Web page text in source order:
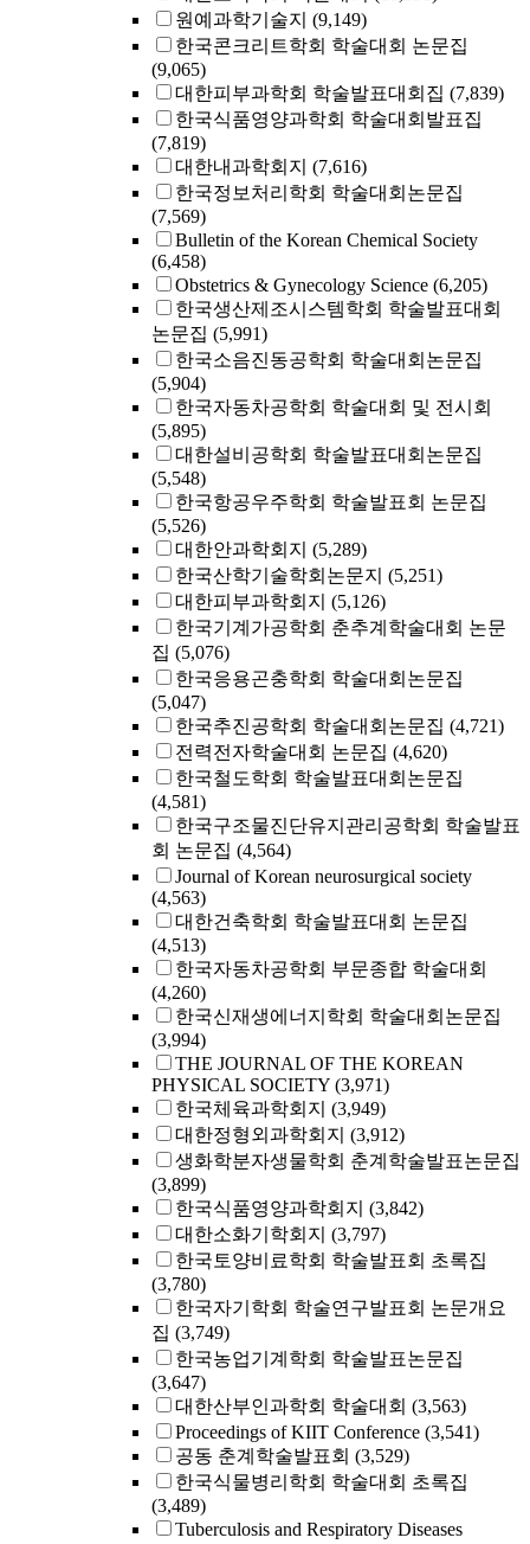
원예과학기술지 (9,149)
한국콘크리트학회 학술대회 논문집
(9,065)
대한피부과학회 학술발표대회집 (7,839)
한국식품영양과학회 학술대회발표집
(7,819)
대한내과학회지 (7,616)
한국정보처리학회 학술대회논문집
(7,569)
Bulletin of the Korean Chemical Society
(6,458)
Obstetrics & Gynecology Science (6,205)
한국생산제조시스템학회 학술발표대회
논문집 (5,991)
한국소음진동공학회 학술대회논문집
(5,904)
한국자동차공학회 학술대회 및 전시회
(5,895)
대한설비공학회 학술발표대회논문집
(5,548)
한국항공우주학회 학술발표회 논문집
(5,526)
대한안과학회지 (5,289)
한국산학기술학회논문지 (5,251)
대한피부과학회지 (5,126)
한국기계가공학회 춘추계학술대회 논문
집 (5,076)
한국응용곤충학회 학술대회논문집
(5,047)
한국추진공학회 학술대회논문집 (4,721)
전력전자학술대회 논문집 (4,620)
한국철도학회 학술발표대회논문집
(4,581)
한국구조물진단유지관리공학회 학술발표
회 논문집 (4,564)
Journal of Korean neurosurgical society
(4,563)
대한건축학회 학술발표대회 논문집
(4,513)
한국자동차공학회 부문종합 학술대회
(4,260)
한국신재생에너지학회 학술대회논문집
(3,994)
THE JOURNAL OF THE KOREAN
PHYSICAL SOCIETY (3,971)
한국체육과학회지 (3,949)
대한정형외과학회지 (3,912)
생화학분자생물학회 춘계학술발표논문집
(3,899)
한국식품영양과학회지 (3,842)
대한소화기학회지 (3,797)
한국토양비료학회 학술발표회 초록집
(3,780)
한국자기학회 학술연구발표회 논문개요
집 (3,749)
한국농업기계학회 학술발표논문집
(3,647)
대한산부인과학회 학술대회 (3,563)
Proceedings of KIIT Conference (3,541)
공동 춘계학술발표회 (3,529)
한국식물병리학회 학술대회 초록집
(3,489)
Tuberculosis and Respiratory Diseases